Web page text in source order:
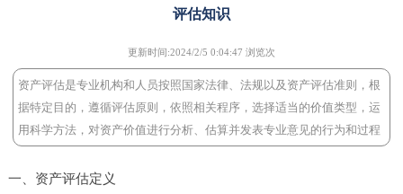
评估知识
更新时间:2024/2/5 0:04:47 浏览次
资产评估是专业机构和人员按照国家法律、法规以及资产评估准则，根
据特定目的，遵循评估原则，依照相关程序，选择适当的价值类型，运
用科学方法，对资产价值进行分析、估算并发表专业意见的行为和过程
一、资产评估定义